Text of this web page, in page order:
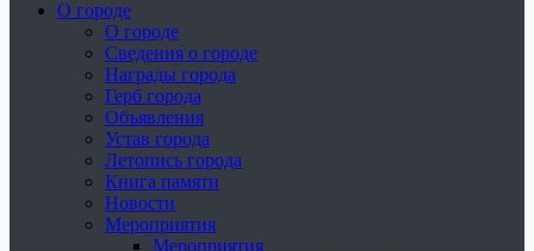
О городе
О городе
Сведения о городе
Награды города
Герб города
Объявления
Устав города
Летопись города
Книга памяти
Новости
Мероприятия
Мероприятия